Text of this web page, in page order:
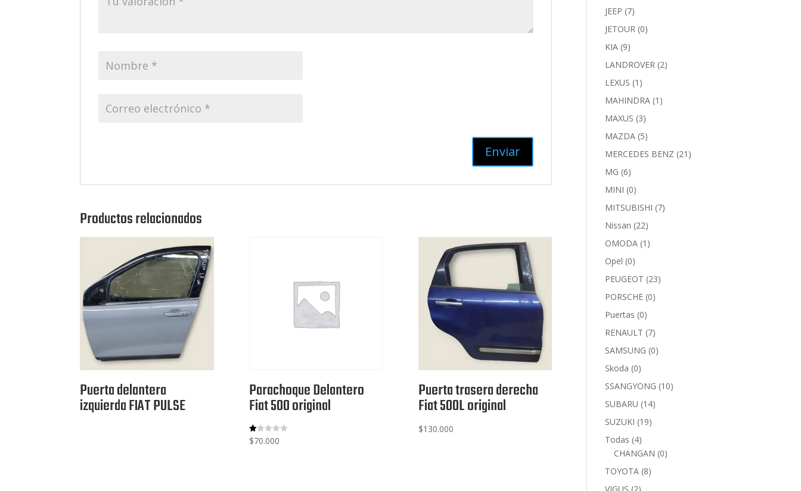
Productos relacionados
Puerta delantera
izquierda FIAT PULSE
Parachoque Delantero
Fiat 500 original
V
al
$70.000
Puerta trasera derecha
Fiat 500L original
$130.000
JEEP (7)
JETOUR (0)
KIA (9)
LANDROVER (2)
LEXUS (1)
MAHINDRA (1)
MAXUS (3)
MAZDA (5)
MERCEDES BENZ (21)
MG (6)
MINI (0)
MITSUBISHI (7)
Nissan (22)
OMODA (1)
Opel (0)
PEUGEOT (23)
PORSCHE (0)
Puertas (0)
RENAULT (7)
SAMSUNG (0)
Skoda (0)
SSANGYONG (10)
SUBARU (14)
SUZUKI (19)
Todas (4)
CHANGAN (0)
TOYOTA (8)